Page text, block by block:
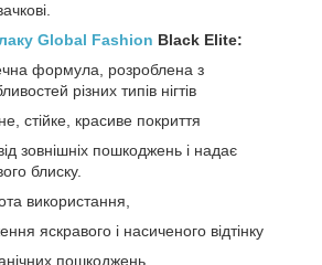
Global Fashion Black Elite:
формула, розроблена з
різних типів нігтів
стійке, красиве покриття
зовнішніх пошкоджень і надає
блиску.
використання,
яскравого і насиченого відтінку
пошкоджень